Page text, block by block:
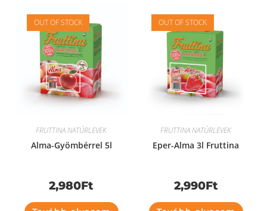
OUT OF STOCK
FRUTTINA NATÚRLEVEK
Alma-Gyömbérrel 5l
2,980Ft
OUT OF STOCK
FRUTTINA NATÚRLEVEK
Eper-Alma 3l Fruttina
2,990Ft